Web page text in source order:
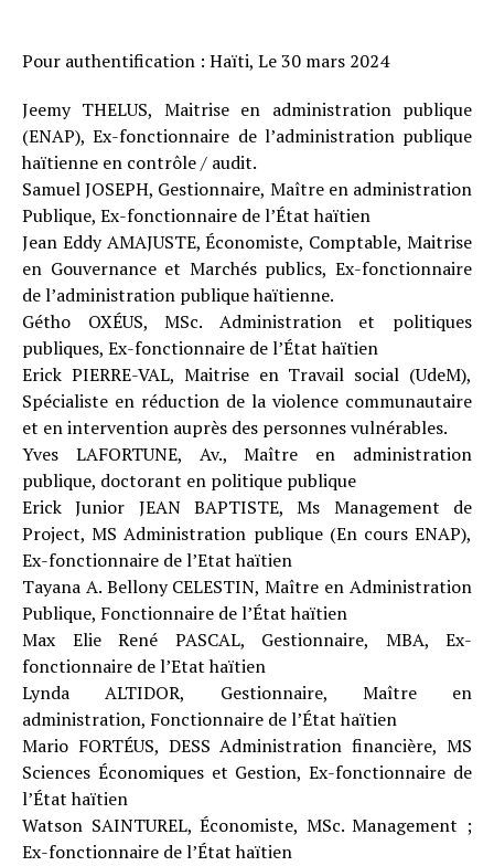
Pour authentification : Haïti, Le 30 mars 2024
Jeemy THELUS, Maitrise en administration publique
(ENAP), Ex-fonctionnaire de l’administration publique
haïtienne en contrôle / audit.
Samuel JOSEPH, Gestionnaire, Maître en administration
Publique, Ex-fonctionnaire de l’État haïtien
Jean Eddy AMAJUSTE, Économiste, Comptable, Maitrise
en Gouvernance et Marchés publics, Ex-fonctionnaire
de l’administration publique haïtienne.
Gétho OXÉUS, MSc. Administration et politiques
publiques, Ex-fonctionnaire de l’État haïtien
Erick PIERRE-VAL, Maitrise en Travail social (UdeM),
Spécialiste en réduction de la violence communautaire
et en intervention auprès des personnes vulnérables.
Yves LAFORTUNE, Av., Maître en administration
publique, doctorant en politique publique
Erick Junior JEAN BAPTISTE, Ms Management de
Project, MS Administration publique (En cours ENAP),
Ex-fonctionnaire de l’Etat haïtien
Tayana A. Bellony CELESTIN, Maître en Administration
Publique, Fonctionnaire de l’État haïtien
Max Elie René PASCAL, Gestionnaire, MBA, Ex-
fonctionnaire de l’Etat haïtien
Lynda ALTIDOR, Gestionnaire, Maître en
administration, Fonctionnaire de l’État haïtien
Mario FORTÉUS, DESS Administration financière, MS
Sciences Économiques et Gestion, Ex-fonctionnaire de
l’État haïtien
Watson SAINTUREL, Économiste, MSc. Management ;
Ex-fonctionnaire de l’État haïtien